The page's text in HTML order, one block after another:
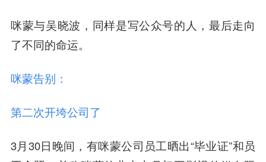
咪蒙与吴晓波，同样是写公众号的人，最后走向
了不同的命运。
咪蒙告别：
第二次开垮公司了
3月30日晚间，有咪蒙公司员工晒出“毕业证”和员